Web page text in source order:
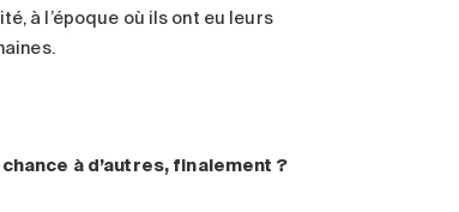
à l’époque où ils ont eu leurs
à d’autres, finalement ?